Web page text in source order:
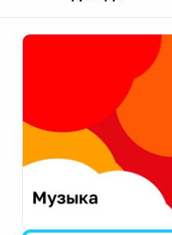
Апатиты
Екатеринбург
Калининград
Калуга